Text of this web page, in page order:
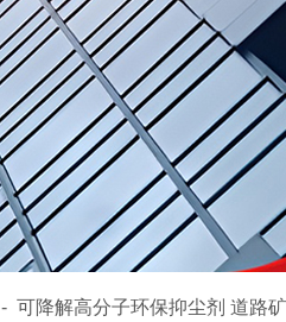
- 可降解高分子环保抑尘剂 道路